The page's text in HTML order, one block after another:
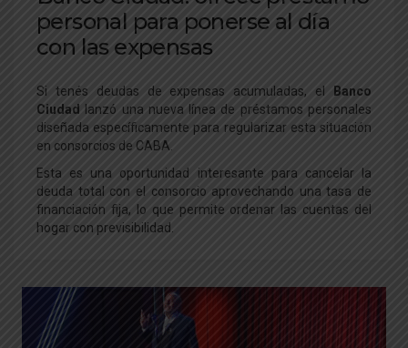
personal para ponerse al día
con las expensas
Si tenés deudas de expensas acumuladas, el
Banco
Ciudad
lanzó una nueva línea de préstamos personales
diseñada específicamente para regularizar esta situación
en consorcios de CABA
Esta es una oportunidad interesante para cancelar la
deuda total con el consorcio aprovechando una tasa de
financiación fija, lo que permite ordenar las cuentas del
hogar con previsibilidad.